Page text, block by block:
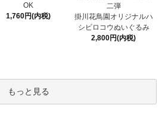
OK
1,760円(内税)
二弾
掛川花鳥園オリジナルハ
シビロコウぬいぐるみ
2,800円(内税)
もっと見る